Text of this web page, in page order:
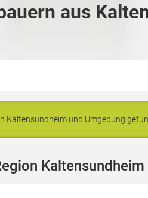
aus
Kaltensundheim und Umgebung
Kaltensundheim